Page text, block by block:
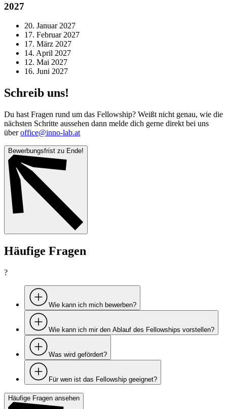
2027
20. Januar 2027
17. Februar 2027
17. März 2027
14. April 2027
12. Mai 2027
16. Juni 2027
Schreib uns!
Du hast Fragen rund um das Fellowship? Weißt nicht genau, wie die
nächsten Schritte aussehen dann melde dich gerne direkt bei uns
überoffice@inno-lab.at
Bewerbungsfrist zu Ende!
Häufige Fragen
?
Wie kann ich mich bewerben?
Wie kann ich mir den Ablauf des Fellowships vorstellen?
Was wird gefördert?
Für wen ist das Fellowship geeignet?
Häufige Fragen ansehen